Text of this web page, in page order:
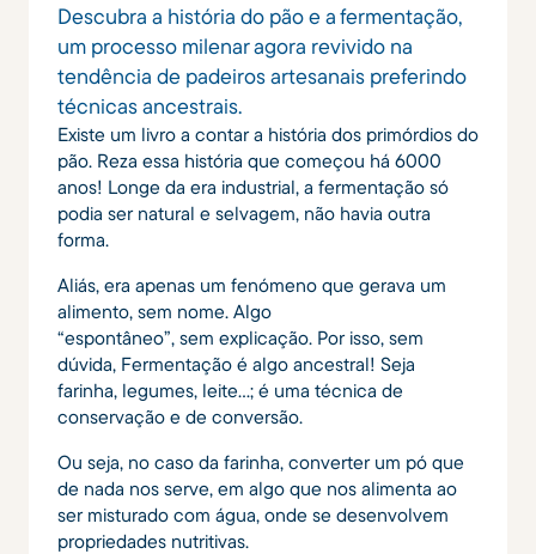
Descubra a história do pão e a fermentação,
um processo milenar agora revivido na
tendência de padeiros artesanais preferindo
técnicas ancestrais.
Existe um livro a contar a história dos primórdios do
pão. Reza essa história que começou há 6000
anos! Longe da era industrial, a fermentação só
podia ser natural e selvagem, não havia outra
forma.
Aliás, era apenas um fenómeno que gerava um
alimento, sem nome. Algo
“espontâneo”, sem explicação. Por isso, sem
dúvida, Fermentação é algo ancestral! Seja
farinha, legumes, leite…; é uma técnica de
conservação e de conversão.
Ou seja, no caso da farinha, converter um pó que
de nada nos serve, em algo que nos alimenta ao
ser misturado com água, onde se desenvolvem
propriedades nutritivas.